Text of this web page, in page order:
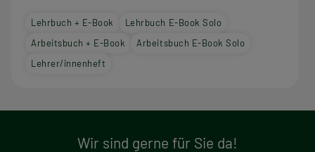
Lehrbuch + E-Book
Lehrbuch E-Book Solo
Arbeitsbuch + E-Book
Arbeitsbuch E-Book Solo
Lehrer/innenheft
Wir sind gerne für Sie da!